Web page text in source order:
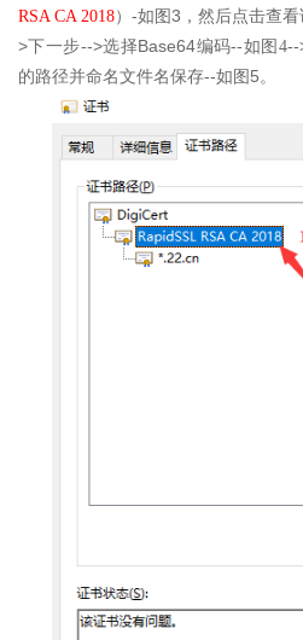
RSA CA 2018） -如图3 ，然后点击查
>下一步-->选择Base64编码--如图4--
的路径并命名文件名保存--如图 5 。